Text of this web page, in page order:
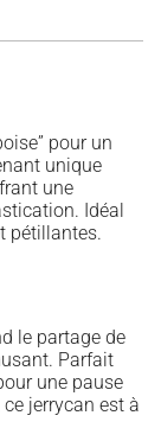
pour un
unique
une
Idéal
pétillantes.
le partage de
Parfait
une pause
jerrycan est à